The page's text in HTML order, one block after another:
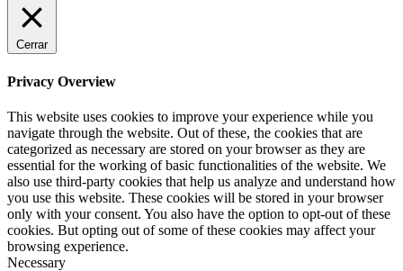
Cerrar
Privacy Overview
This website uses cookies to improve your experience while you
navigate through the website. Out of these, the cookies that are
categorized as necessary are stored on your browser as they are
essential for the working of basic functionalities of the website. We
also use third-party cookies that help us analyze and understand how
you use this website. These cookies will be stored in your browser
only with your consent. You also have the option to opt-out of these
cookies. But opting out of some of these cookies may affect your
browsing experience.
Necessary